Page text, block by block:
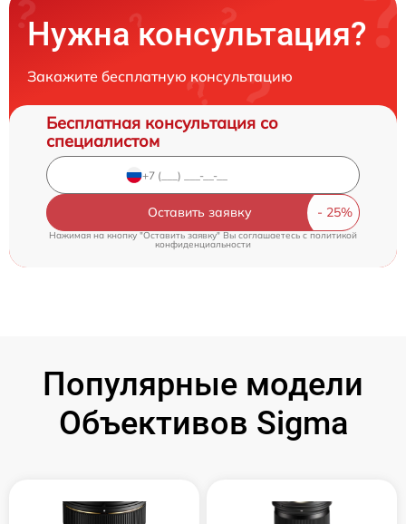
Нужна консультация?
Закажите бесплатную консультацию
Бесплатная консультация со
специалистом
Оставить заявку
Нажимая на кнопку "Оставить заявку" Вы соглашаетесь c политикой
конфиденциальности
Популярные модели
Объективов Sigma